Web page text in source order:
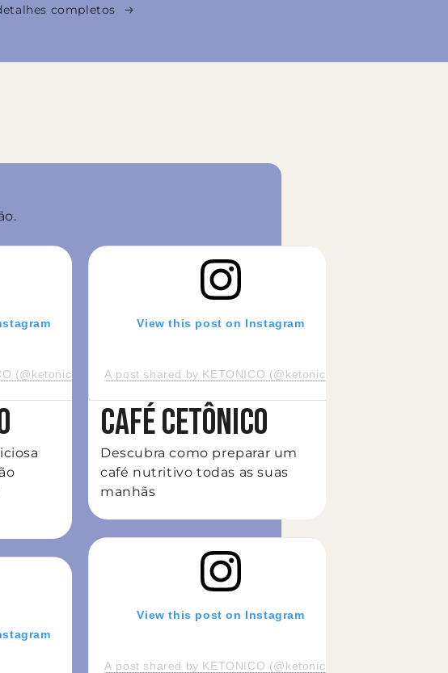
completos
(@ketonico_official)
View this post on Instagram
A post shared by KETONICO (@ketonico_official)
CAFÉ CETÔNICO
Descubra como preparar um
café nutritivo todas as suas
manhãs
View this post on Instagram
A post shared by KETONICO (@ketonico_official)